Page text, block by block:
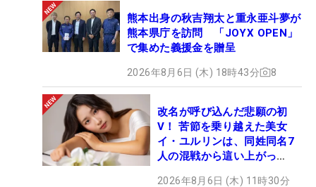
熊本出身の秋吉翔太と重永亜斗夢が
熊本県庁を訪問 「JOYX OPEN」
で集めた義援金を贈呈
2026年8月6日 (木) 18時43分 8
改名が呼び込んだ悲願の初
V！ 苦節を乗り越えた美女
イ・ユルリンは、同姓同名7
人の混戦から這い上がっ
2026年8月6日 (木) 11時30分